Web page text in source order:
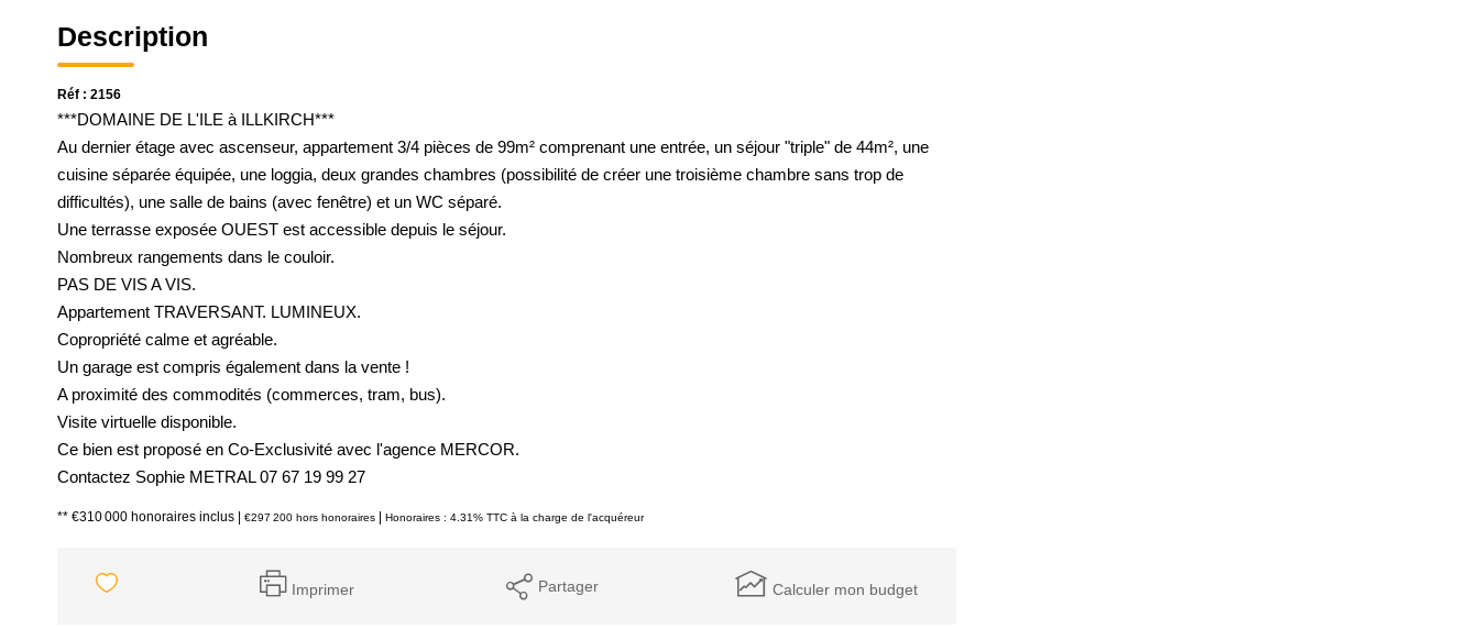
Description
Réf : 2156
***DOMAINE DE L'ILE à ILLKIRCH***
Au dernier étage avec ascenseur, appartement 3/4 pièces de 99m² comprenant une entrée, un séjour "triple" de 44m², une
cuisine séparée équipée, une loggia, deux grandes chambres (possibilité de créer une troisième chambre sans trop de
difficultés), une salle de bains (avec fenêtre) et un WC séparé.
Une terrasse exposée OUEST est accessible depuis le séjour.
Nombreux rangements dans le couloir.
PAS DE VIS A VIS.
Appartement TRAVERSANT. LUMINEUX.
Copropriété calme et agréable.
Un garage est compris également dans la vente !
A proximité des commodités (commerces, tram, bus).
Visite virtuelle disponible.
Ce bien est proposé en Co-Exclusivité avec l'agence MERCOR.
Contactez Sophie METRAL 07 67 19 99 27
** €310 000 honoraires inclus €297 200 hors honoraires Honoraires : 4.31% TTC à la charge de l'acquéreur
Imprimer Partager Calculer mon budget